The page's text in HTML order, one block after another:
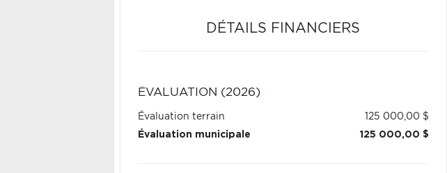
DÉTAILS FINANCIERS
ÉVALUATION (2026)
Évaluation terrain
125 000,00 $
Évaluation municipale
125 000,00 $